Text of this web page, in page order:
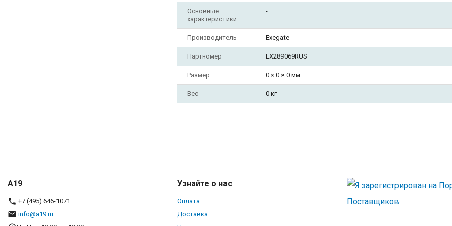
Основные
характеристики
-
Производитель Exegate
Партномер EX289069RUS
Размер 0 × 0 × 0 мм
Вес 0 кг
A19
+7 (495) 646-1071
info@a19.ru
Узнайте о нас
Оплата
Доставка